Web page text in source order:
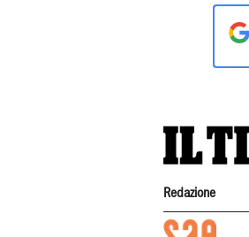
Redazione